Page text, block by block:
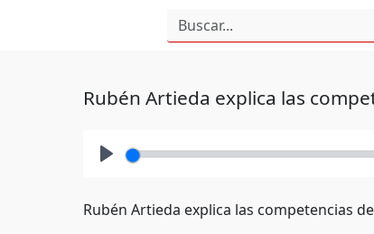
Rubén Artieda explica las
Rubén Artieda explica las competencias